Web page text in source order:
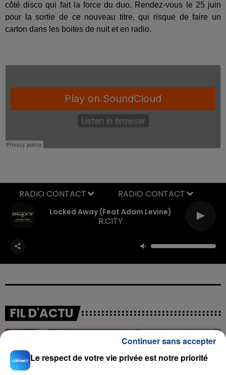
côté disco qui fait la force du duo. Rendez-vous le 25 juin
pour la sortie de ce nouveau titre, qui risque de faire un
carton dans les boites de nuit et en radio.
Locked Away (feat Adam Levine)
R.CITY
RADIO CONTACT
FIL D'ACTU
Le respect de votre vie privée est notre priorité
Continuer sans accepter